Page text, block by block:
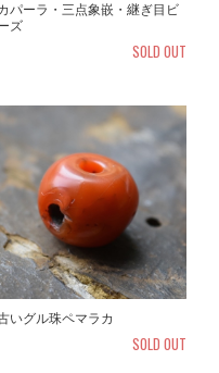
パーラ・三点象嵌・継ぎ目ビ
ズ
SOLD OUT
いグル珠ペマラカ
SOLD OUT